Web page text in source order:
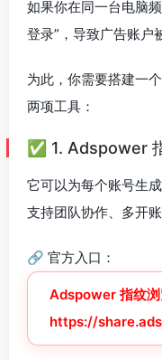
如果你在同一台电脑
登录”，导致广告账户
为此，你需要搭建一
两项工具：
✅ 1. Adspower
它可以为每个账号生
支持团队协作、多开
🔗 官方入口：
Adspower 指纹
https://